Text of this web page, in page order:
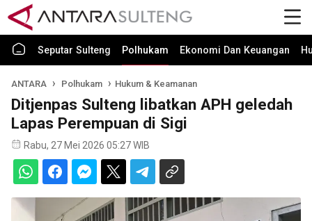
Seputar Sulteng Polhukam Ekonomi Dan Keuangan
ANTARA Polhukam Hukum & Keamanan
Ditjenpas Sulteng libatkan APH geledah
Lapas Perempuan di Sigi
Rabu, 27 Mei 2026 05:27 WIB